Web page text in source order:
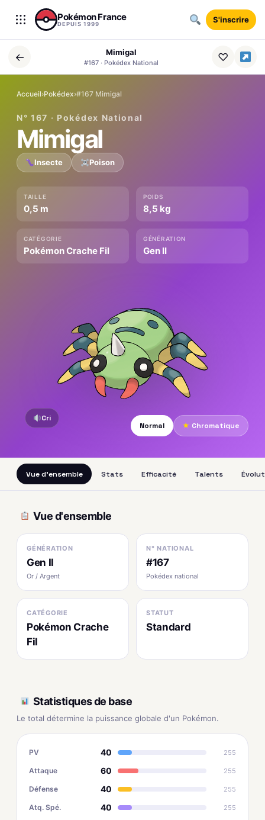
Aller au contenu
Pokémon France
DEPUIS 1999 S'inscrire
← Mimigal
#167 · Pokédex National ♡
Accueil›Pokédex›#167 Mimigal
N° 167 · Pokédex National
Mimigal
Insecte Poison
TAILLE
0,5 m
POIDS
8,5 kg
CATÉGORIE
Pokémon Crache Fil
GÉNÉRATION
Gen II
Cri
Normal
★ Chromatique
Vue d'ensemble Stats Efficacité Talents
Vue d'ensemble
GÉNÉRATION
Gen II
Or / Argent
N° NATIONAL
#167
Pokédex national
CATÉGORIE
Pokémon Crache
Fil
STATUT
Standard
Statistiques de base
Le total détermine la puissance globale d'un Pokémon.
PV 40 255
Attaque 60 255
Défense 40 255
Atq. Spé. 40 255